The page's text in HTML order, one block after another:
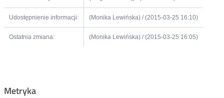
Udostępnienie informacji: (Monika Lewińska) / (2015-03-25 16:10)
Ostatnia zmiana: (Monika Lewińska) / (2015-03-25 16:05)
Metryka